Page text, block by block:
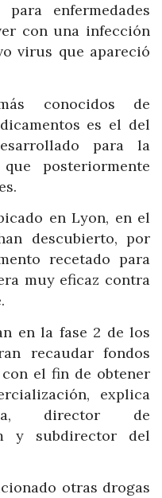
enfermedades
con una infección
virus que apareció
conocidos de
es el del
para la
posteriormente
en Lyon, en el
descubierto, por
recetado para
muy eficaz contra
en la fase 2 de los
recaudar fondos
el fin de obtener
explica
director de
y subdirector del
otras drogas